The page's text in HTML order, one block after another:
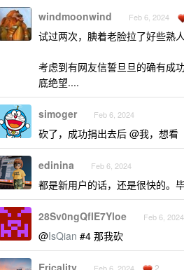
windmoonwind Feb 6, 2024
试过两次，腆着老脸拉了好些熟
考虑到有网友信誓旦旦的确有成
底绝望....
simoger Feb 6, 2024
砍了，成功捐出去后 @我，想看
edinina Feb 6, 2024
都是新用户的话，还是很快的。
28Sv0ngQfIE7Yloe Feb 6, 2024
@IsQian #4 那我砍
Ericality 2